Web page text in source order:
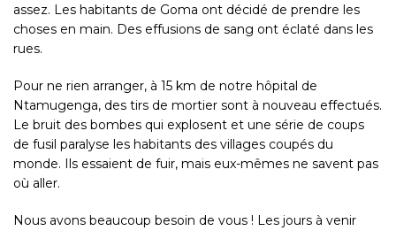
assez. Les habitants de Goma ont décidé de prendre les
choses en main. Des effusions de sang ont éclaté dans les
rues.
Pour ne rien arranger, à 15 km de notre hôpital de
Ntamugenga, des tirs de mortier sont à nouveau effectués.
Le bruit des bombes qui explosent et une série de coups
de fusil paralyse les habitants des villages coupés du
monde. Ils essaient de fuir, mais eux-mêmes ne savent pas
où aller.
Nous avons beaucoup besoin de vous ! Les jours à venir